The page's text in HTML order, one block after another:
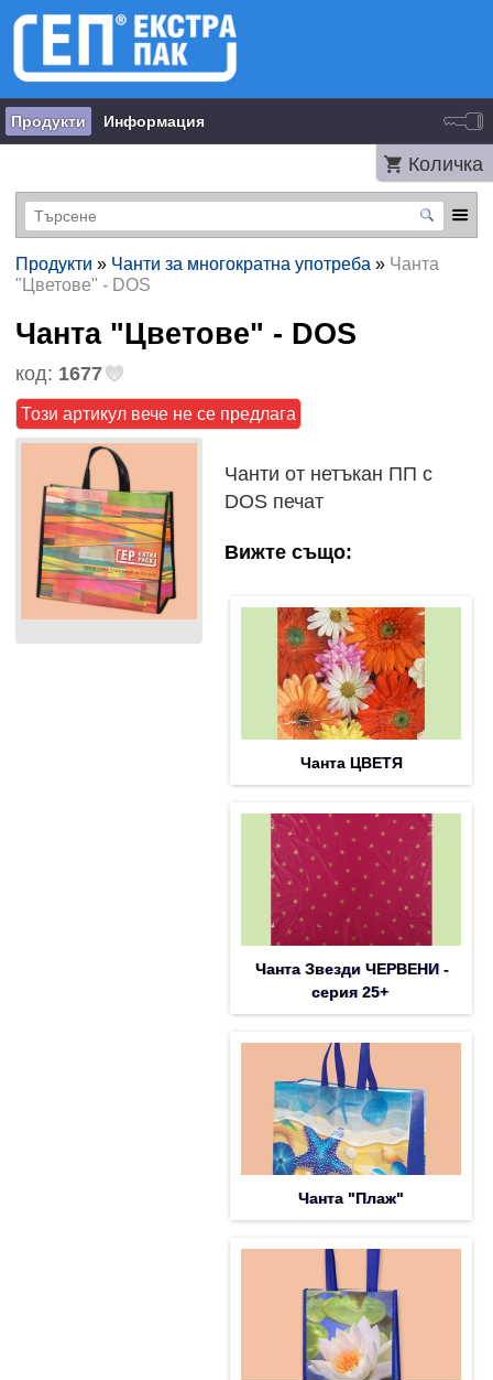
Продукти Информация
Количка
Продукти » Чанти за многократна употреба » Чанта
"Цветове" - DOS
Чанта "Цветове" - DOS
код: 1677
Този артикул вече не се предлага
Чанти от нетъкан ПП с
DOS печат
Вижте също:
Чанта ЦВЕТЯ
Чанта Звезди ЧЕРВЕНИ -
серия 25+
Чанта "Плаж"